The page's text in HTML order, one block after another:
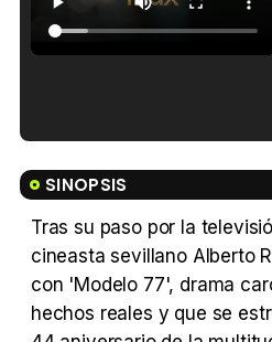
SINOPSIS
Tras su paso por la
cineasta sevillano Alberto
con 'Modelo 77', drama
hechos reales y que se